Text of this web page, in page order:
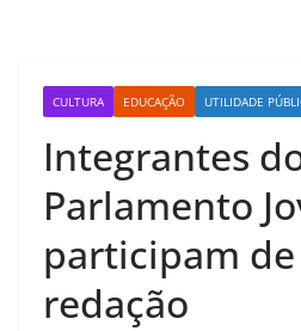
CULTURA EDUCAÇÃO UTILIDADE
Integrantes
Parlamento
participam
redação